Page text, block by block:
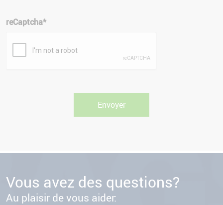
reCaptcha*
Vous avez des questions?
Au plaisir de vous aider: